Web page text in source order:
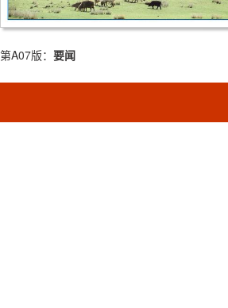
第A07版： 要闻